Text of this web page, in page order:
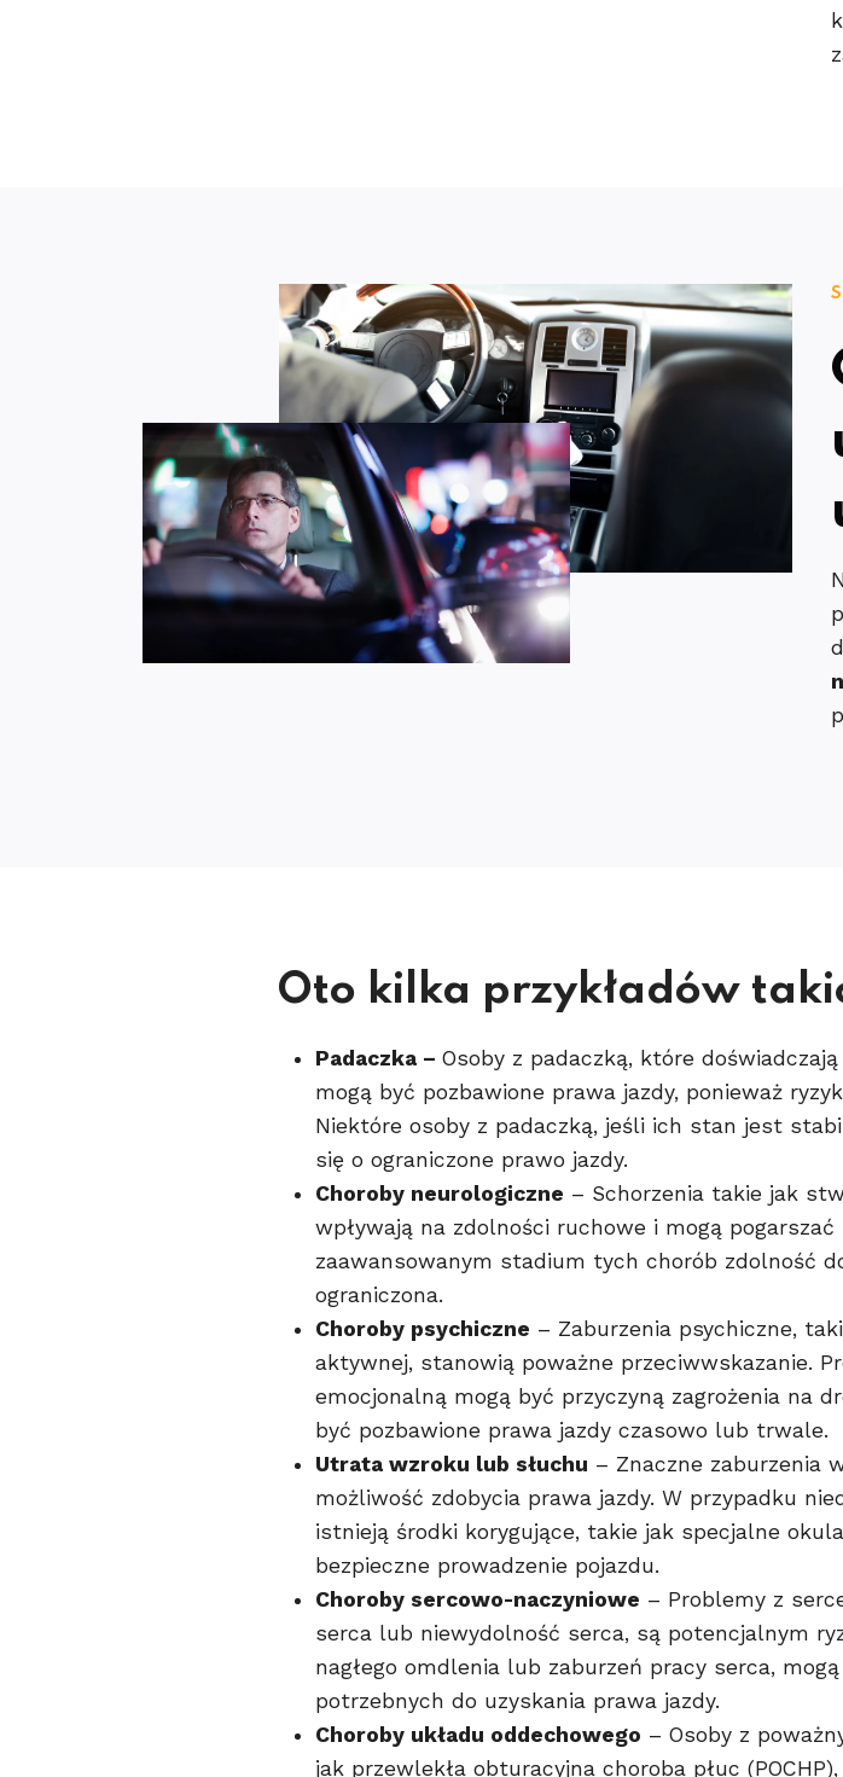
Oto kilka przykładów
Padaczka –Osoby z padaczką, które
mogą być pozbawione prawa jazdy, ponieważ
Niektóre osoby z padaczką, jeśli ich stan jest
się o ograniczone prawo jazdy.
Choroby neurologiczne – Schorzenia takie jak
wpływają na zdolności ruchowe i mogą
zaawansowanym stadium tych chorób zdolność
ograniczona.
Choroby psychiczne – Zaburzenia psychiczne,
aktywnej, stanowią poważne przeciwwskazanie.
emocjonalną mogą być przyczyną zagrożenia na
być pozbawione prawa jazdy czasowo lub trwale.
Utrata wzroku lub słuchu – Znaczne zaburzenia
możliwość zdobycia prawa jazdy. W przypadku
istnieją środki korygujące, takie jak specjalne
bezpieczne prowadzenie pojazdu.
Choroby sercowo-naczyniowe – Problemy z
serca lub niewydolność serca, są potencjalnym
nagłego omdlenia lub zaburzeń pracy serca,
potrzebnych do uzyskania prawa jazdy.
Choroby układu oddechowego – Osoby z
jak przewlekła obturacyjna choroba płuc